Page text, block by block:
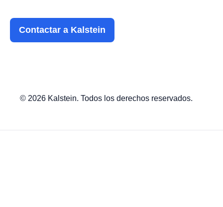
Contactar a Kalstein
© 2026 Kalstein. Todos los derechos reservados.